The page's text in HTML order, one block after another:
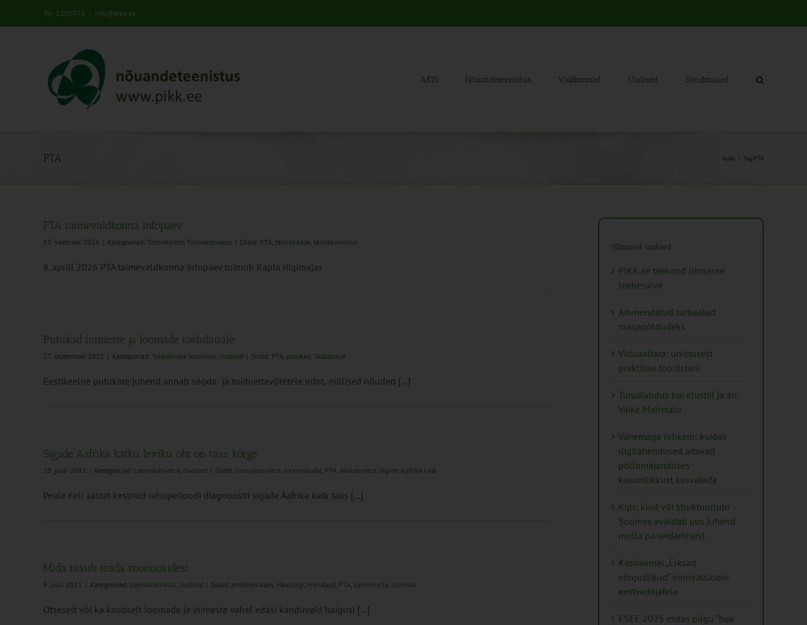
Tel: 5201078 | info@pikk.ee
AKIS Nõuandeteenistus Valdkonnad Uudised Sündmused
PTA Kodu Tag:PTA
PTA taimevaldkonna infopäev
13. veebruar 2026 | Kategooriad: Taimekaitse, Taimekasvatus | Sildid: PTA, taimekaitse, taimekasvatus
8. aprill 2026 PTA taimevaldkonna infopäev toimub Rapla riigimajas
Putukad inimeste ja loomade toidulauale
27. september 2021 | Kategooriad: Toiduainete tootmine, Uudised | Sildid: PTA, putukad, Toiduteave
Eestikeelne putukate juhend annab sööda- ja toiduettevõtetele infot, millised nõuded [...]
Sigade Aafrika katku leviku oht on taas kõrge
20. juuli 2021 | Kategooriad: Loomakasvatus, Uudised | Sildid: loomakasvatus, loomataudid, PTA, seakasvatus, sigade Aafrika katk
Peale neli aastat kestnud rahuperioodi diagnoositi sigade Aafrika katk taas [...]
Mida tasub teada zoonoosidest
9. juuli 2021 | Kategooriad: Loomakasvatus, Uudised | Sildid: antibiootikum, Maablogi, marutaud, PTA, salmonella, zoonoos
Otseselt või ka kaudselt loomade ja inimeste vahel edasi kanduvaid haigusi [...]
Viimased uudised
PIKK.ee teekond ühtsesse
teabesalve
Ammendatud turbaalad
marjapõldudeks
Virtuaaltara: unistusest
praktilise tööriistani
Turuaiandus kui elustiil ja äri:
Väike Mahetalu
Vähemaga rohkem: kuidas
digilahendused aitavad
põllumajanduses
kasumlikkust kasvatada
Kips, kiud või struktuurlubi –
Soomes avaldati uus juhend
mulla parandamisest
Käsiraamat „Erksad
võrgustikud“ innovatsiooni
eestvedajatele
ESEE 2025 esitas pilgu “hea